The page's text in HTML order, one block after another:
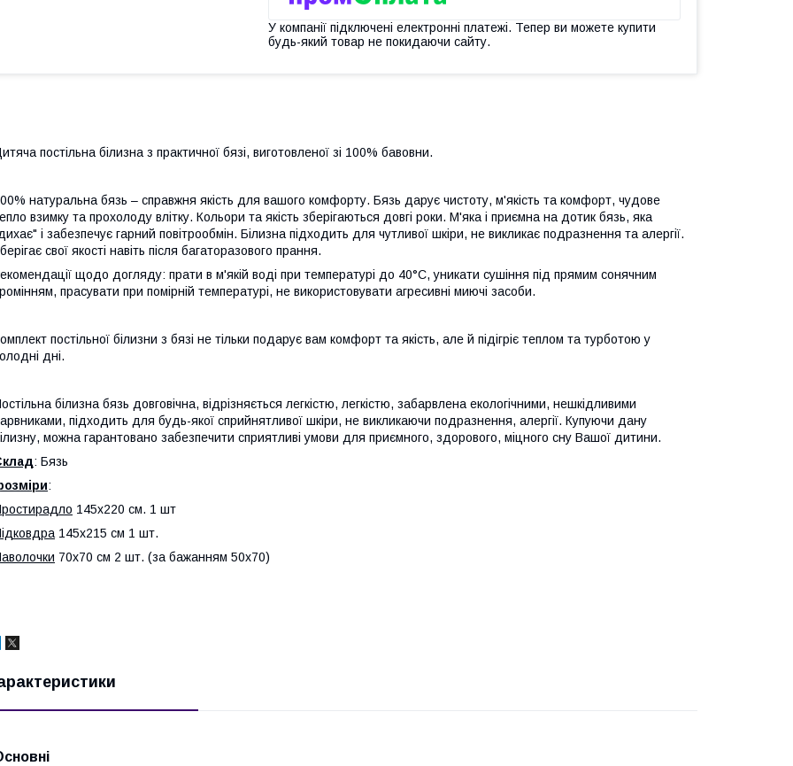
У компанії підключені електронні платежі. Тепер ви можете купити
будь-який товар не покидаючи сайту.
постільна білизна з практичної бязі, виготовленої зі 100% бавовни.
натуральна бязь – справжня якість для вашого комфорту. Бязь дарує чистоту, м'якість та комфорт, чудове
взимку та прохолоду влітку. Кольори та якість зберігаються довгі роки. М'яка і приємна на дотик бязь, яка
і забезпечує гарний повітрообмін. Білизна підходить для чутливої ​​шкіри, не викликає подразнення та алергії.
свої якості навіть після багаторазового прання.
щодо догляду: прати в м'якій воді при температурі до 40°C, уникати сушіння під прямим сонячним
прасувати при помірній температурі, не використовувати агресивні миючі засоби.
постільної білизни з бязі не тільки подарує вам комфорт та якість, але й підігріє теплом та турботою у
дні.
білизна бязь довговічна, відрізняється легкістю, легкістю, забарвлена ​​екологічними, нешкідливими
підходить для будь-якої сприйнятливої ​​шкіри, не викликаючи подразнення, алергії. Купуючи дану
можна гарантовано забезпечити сприятливі умови для приємного, здорового, міцного сну Вашої дитини.
: Бязь
:
ростирадло 145х220 см. 1 шт
145х215 см 1 шт.
70х70 см 2 шт. (за бажанням 50х70)